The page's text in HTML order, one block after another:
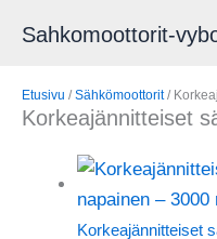
sisältöön
Sahkomoottorit-
Etusivu /Sähkömoottorit/
Korkeajännitteiset
Korkeajännitteiset